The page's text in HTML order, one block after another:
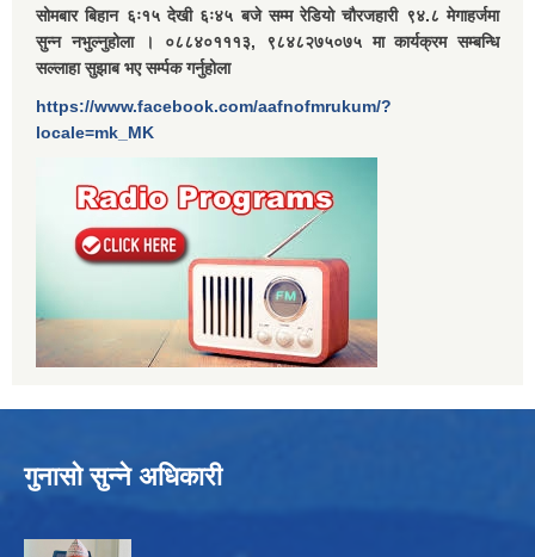
सोमबार बिहान ६ः१५ देखी ६ः४५ बजे सम्म रेडियो चौरजहारी ९४.८ मेगाहर्जमा
सुन्न नभुल्नुहोला । ०८८४०१११३, ९८४८२७५०७५ मा कार्यक्रम सम्बन्धि
सल्लाहा सुझाब भए सर्म्पक गर्नुहोला
https://www.facebook.com/aafnofmrukum/?
locale=mk_MK
गुनासो सुन्ने अधिकारी